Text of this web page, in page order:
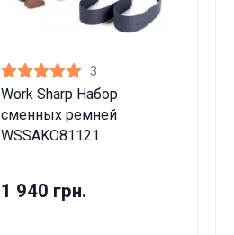
3
Work Sharp Набор
сменных ремней
WSSAKO81121
1 940 грн.